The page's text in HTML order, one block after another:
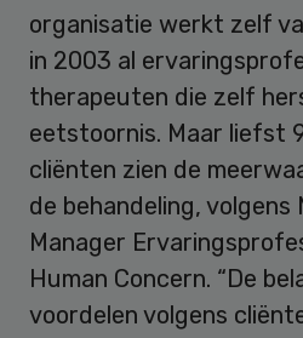
organisatie werkt zelf
in 2003 al
therapeuten die zelf
eetstoornis. Maar liefst
cliënten zien de
de behandeling, volgens
Manager
Human Concern. “De
voordelen volgens